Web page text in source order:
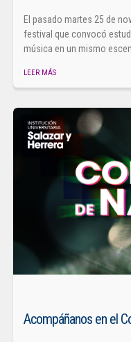
El pasado martes 25 de
festival que convocó
música en un mismo
LEER MÁS
Acompáñanos en el